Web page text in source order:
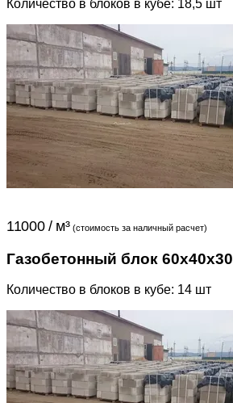
Количество в блоков в кубе: 18,5 шт
11000 / м³ (стоимость за наличный расчет)
Газобетонный блок 60x40x30
Количество в блоков в кубе: 14 шт